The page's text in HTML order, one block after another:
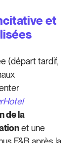
et
(départ tardif,
de la
et une